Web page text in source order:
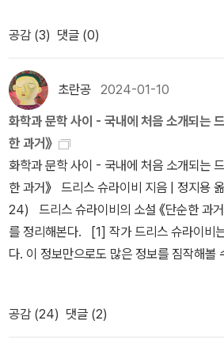
들은 하베르타와 함께 있는 자리에서는 자
수밖에 없다. 은어에는 지금까지 말한 것 말
말도 포함되었을 것이다. 이러한 은어는 이
대 전만 해도 수백 단어와 표현에 달했는데,
피에몬테 방언의 접미사와 어미를 붙여 만
만 보아도 그것이 감쪽같고 비밀스러운 기
원(이교도)이 있는 자리에서 그들에 대해 이
억압 정권에 대해 그들이 알아듣지 못하게
는 아주 약삭빠른 언어인 셈이다.- P15
공감 (3) 댓글 (0)
초란공 2024-01-10
화학과 문학 사이 - 국내에 처음 소개되는
한 과거》
화학과 문학 사이 - 국내에 처음 소개되는
한 과거》 드리스 슈라이비 지음 | 정지용 옮김 | [을유문화사] | (20
24) 드리스 슈라이비의 소설 《단순한 과거》와 만난 첫 인상 몇 가지
를 정리해본다. [1] 작가 드리스 슈라이비는 1926년 모로코 출생이
다. 이 정보만으로도 많은 정보를 짐작해볼
년대라고 한다. 과거에 ‘마라케시’라는 이
이 바로 ‘모로코’라고 한다. 유럽, 특히
적으로 프랑스의 식민지 상태였던 시대. 이
공감 (24) 댓글 (2)